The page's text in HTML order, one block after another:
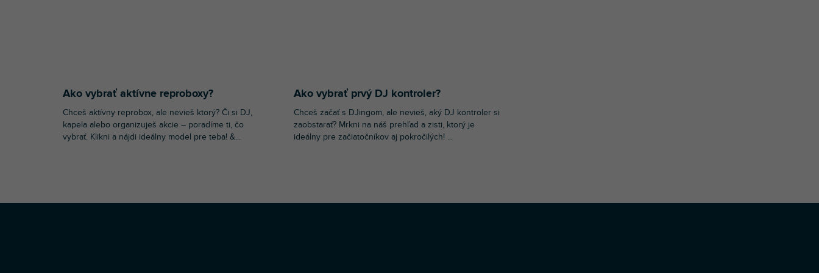
Ako vybrať aktívne reproboxy?
Chceš aktívny reprobox, ale nevieš ktorý? Či si DJ,
kapela alebo organizuješ akcie – poradíme ti, čo
vybrať. Klikni a nájdi ideálny model pre teba! &...
Ako vybrať prvý DJ kontroler?
Chceš začať s DJingom, ale nevieš, aký DJ kontroler si
zaobstarať? Mrkni na náš prehľad a zisti, ktorý je
ideálny pre začiatočníkov aj pokročilých! ...
v